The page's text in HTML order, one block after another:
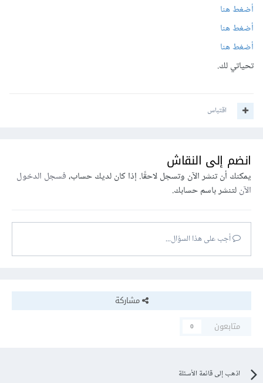
أضغط هنا
أضغط هنا
أضغط هنا
تحياتي لك.
اقتباس
انضم إلى النقاش
يمكنك أن تنشر الآن وتسجل لاحقًا. إذا كان لديك حساب،فسجل الدخول
الآنلتنشر باسم حسابك.
أجب على هذا السؤال...
مشاركة
متابعون
0
اذهب إلى قائمة الأسئلة